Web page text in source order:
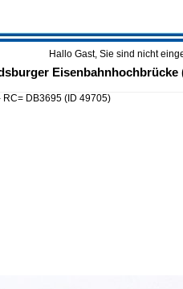
Hallo Gast, Sie sind nicht
Eisenbahnhochbrücke
RC= DB3695 (ID 49705)